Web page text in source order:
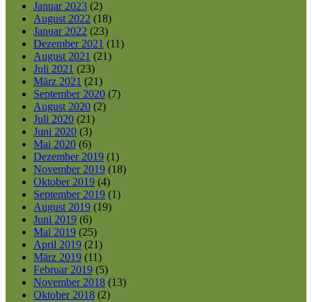
Januar 2023 (2)
August 2022 (18)
Januar 2022 (23)
Dezember 2021 (11)
August 2021 (21)
Juli 2021 (23)
März 2021 (21)
September 2020 (7)
August 2020 (2)
Juli 2020 (21)
Juni 2020 (3)
Mai 2020 (6)
Dezember 2019 (1)
November 2019 (18)
Oktober 2019 (4)
September 2019 (1)
August 2019 (19)
Juni 2019 (6)
Mai 2019 (25)
April 2019 (21)
März 2019 (11)
Februar 2019 (5)
November 2018 (13)
Oktober 2018 (2)